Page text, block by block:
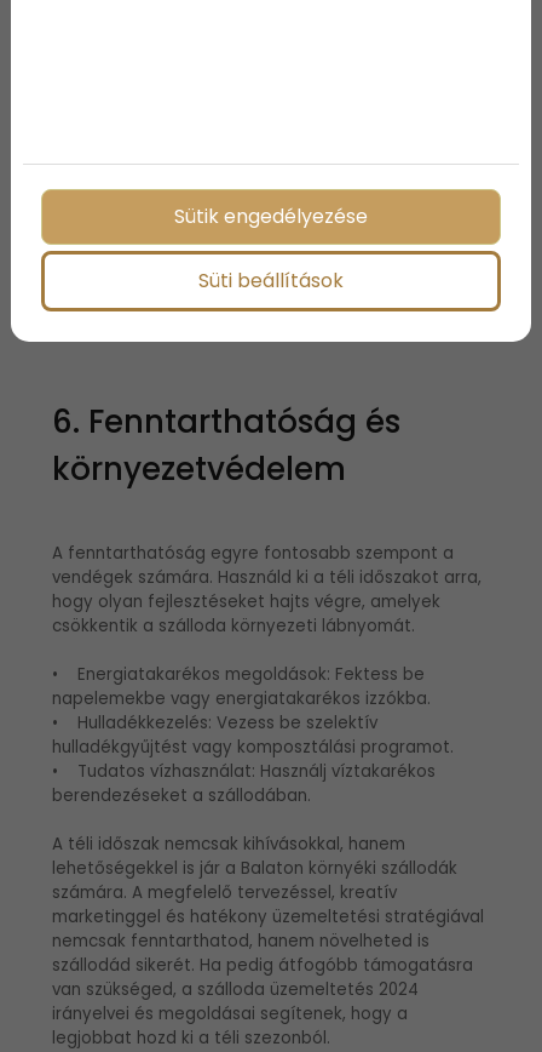
• Vészhelyzeti protokollok: Készíts forgatókönyvet
az esetleges áramkimaradások vagy egyéb váratlan
helyzetek kezelésére.
6. Fenntarthatóság és
környezetvédelem
A fenntarthatóság egyre fontosabb szempont a
vendégek számára. Használd ki a téli időszakot arra,
hogy olyan fejlesztéseket hajts végre, amelyek
csökkentik a szálloda környezeti lábnyomát.
• Energiatakarékos megoldások: Fektess be
napelemekbe vagy energiatakarékos izzókba.
• Hulladékkezelés: Vezess be szelektív
hulladékgyűjtést vagy komposztálási programot.
• Tudatos vízhasználat: Használj víztakarékos
berendezéseket a szállodában.
A téli időszak nemcsak kihívásokkal, hanem
lehetőségekkel is jár a Balaton környéki szállodák
számára. A megfelelő tervezéssel, kreatív
marketinggel és hatékony üzemeltetési stratégiával
nemcsak fenntarthatod, hanem növelheted is
szállodád sikerét. Ha pedig átfogóbb támogatásra
van szükséged, a szálloda üzemeltetés 2024
irányelvei és megoldásai segítenek, hogy a
legjobbat hozd ki a téli szezonból.
Sütik engedélyezése
Süti beállítások